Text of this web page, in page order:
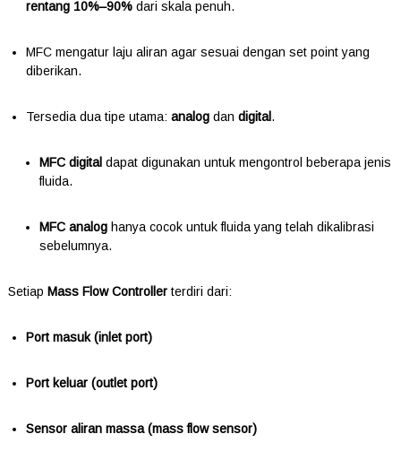
rentang 10%–90%dari skala penuh.
MFC mengatur laju aliran agar sesuai dengan set point yang
diberikan.
Tersedia dua tipe utama: analogdan digital.
MFC digital dapat digunakan untuk mengontrol beberapa jenis
fluida.
MFC analoghanya cocok untuk fluida yang telah dikalibrasi
sebelumnya.
Setiap Mass Flow Controllerterdiri dari:
Port masuk (inlet port)
Port keluar (outlet port)
Sensor aliran massa (mass flow sensor)